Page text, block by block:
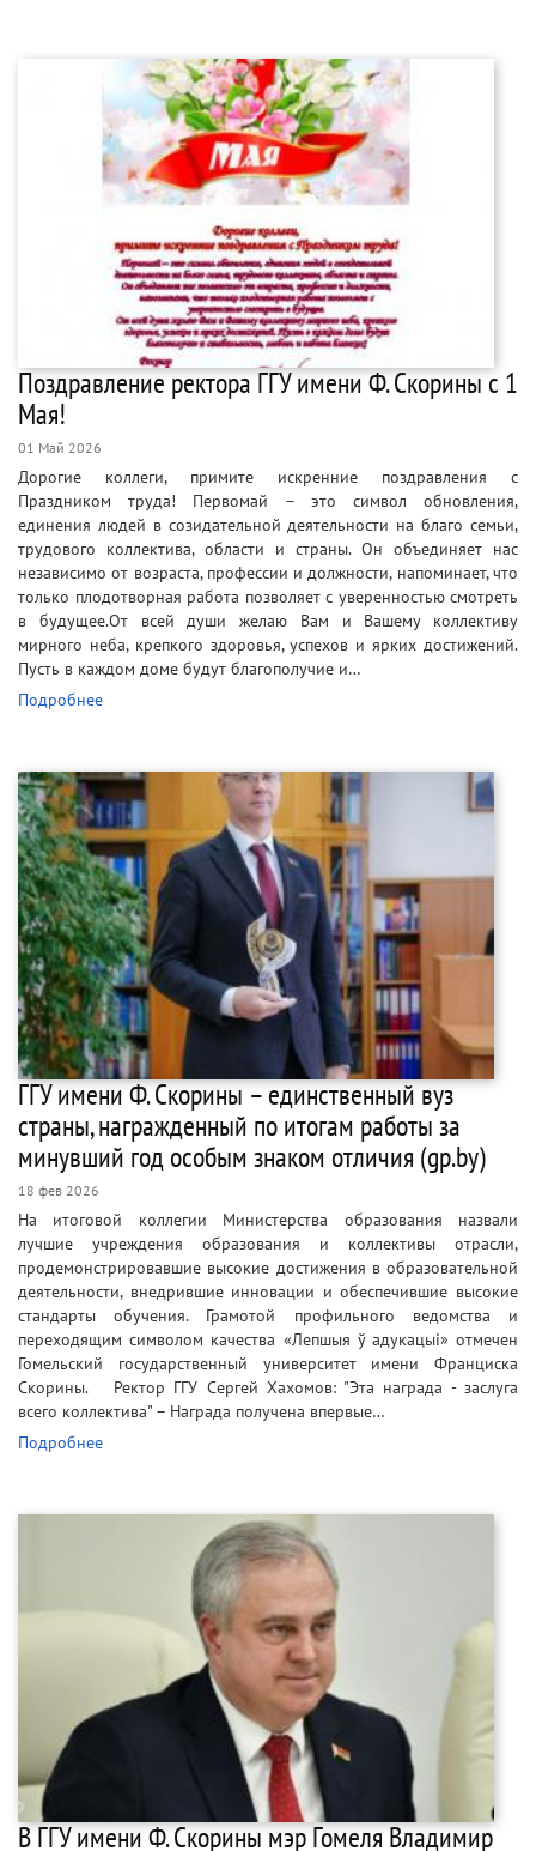
Поздравление ректора ГГУ имени Ф. Скорины с 1
Мая!
01 Май 2026
Дорогие коллеги, примите искренние поздравления с
Праздником труда! Первомай – это символ обновления,
единения людей в созидательной деятельности на благо семьи,
трудового коллектива, области и страны. Он объединяет нас
независимо от возраста, профессии и должности, напоминает, что
только плодотворная работа позволяет с уверенностью смотреть
в будущее.От всей души желаю Вам и Вашему коллективу
мирного неба, крепкого здоровья, успехов и ярких достижений.
Пусть в каждом доме будут благополучие и…
Подробнее
ГГУ имени Ф. Скорины – единственный вуз
страны, награжденный по итогам работы за
минувший год особым знаком отличия (gp.by)
18 фев 2026
На итоговой коллегии Министерства образования назвали
лучшие учреждения образования и коллективы отрасли,
продемонстрировавшие высокие достижения в образовательной
деятельности, внедрившие инновации и обеспечившие высокие
стандарты обучения. Грамотой профильного ведомства и
переходящим символом качества «Лепшыя ў адукацыі» отмечен
Гомельский государственный университет имени Франциска
Скорины. Ректор ГГУ Сергей Хахомов: "Эта награда - заслуга
всего коллектива" – Награда получена впервые…
Подробнее
В ГГУ имени Ф. Скорины мэр Гомеля Владимир